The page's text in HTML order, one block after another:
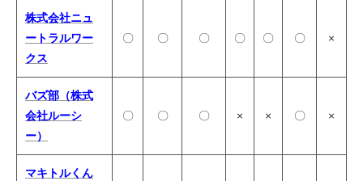
株式会社ニュ
ートラルワー
クス
〇 〇 〇 〇 〇 〇 ×
バズ部（株式
会社ルーシ
ー）
〇 〇 〇 × × 〇 ×
マキトルくん